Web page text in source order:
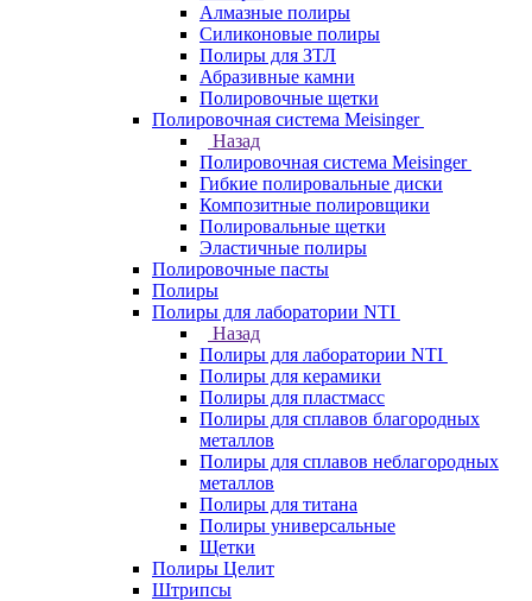
Алмазные полиры
Силиконовые полиры
Полиры для ЗТЛ
Абразивные камни
Полировочные щетки
Полировочная система Meisinger
Назад
Полировочная система Meisinger
Гибкие полировальные диски
Композитные полировщики
Полировальные щетки
Эластичные полиры
Полировочные пасты
Полиры
Полиры для лаборатории NTI
Назад
Полиры для лаборатории NTI
Полиры для керамики
Полиры для пластмасс
Полиры для сплавов благородных
металлов
Полиры для сплавов неблагородных
металлов
Полиры для титана
Полиры универсальные
Щетки
Полиры Целит
Штрипсы